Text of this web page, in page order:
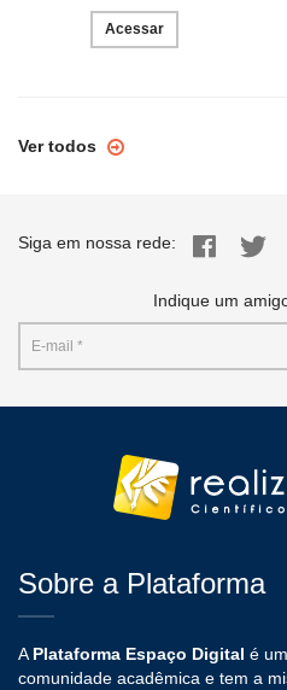
Acessar
Ver todos
Siga em nossa rede:
Indique um
Sobre a Plataforma
A Plataforma Espaço Digital é
comunidade acadêmica e tem a